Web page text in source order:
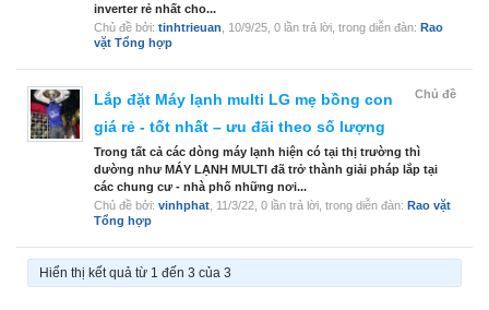
inverter rẻ nhất cho...
Chủ đề bởi: tinhtrieuan 10/9/25 , 0 lần trả lời, trong diễn đàn: Rao
vặt Tổng hợp
Chủ đề
Lắp đặt Máy lạnh multi LG mẹ bồng con
giá rẻ - tốt nhất – ưu đãi theo số lượng
Trong tất cả các dòng máy lạnh hiện có tại thị trường thì
dường như MÁY LẠNH MULTI đã trở thành giải pháp lắp tại
các chung cư - nhà phố những nơi...
Chủ đề bởi: vinhphat 11/3/22 , 0 lần trả lời, trong diễn đàn: Rao vặt
Tổng hợp
Hiển thị kết quả từ 1 đến 3 của 3